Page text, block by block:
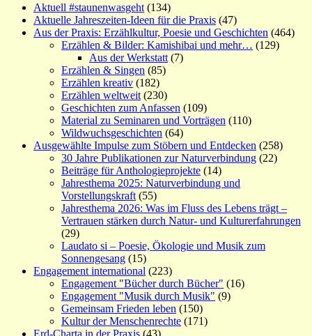
Aktuell #staunenwasgeht (134)
Aktuelle Jahreszeiten-Ideen für die Praxis (47)
Aus der Praxis: Erzählkultur, Poesie und Geschichten (464)
Erzählen & Bilder: Kamishibai und mehr… (129)
Aus der Werkstatt (7)
Erzählen & Singen (85)
Erzählen kreativ (182)
Erzählen weltweit (230)
Geschichten zum Anfassen (109)
Material zu Seminaren und Vorträgen (110)
Wildwuchsgeschichten (64)
Ausgewählte Impulse zum Stöbern und Entdecken (258)
30 Jahre Publikationen zur Naturverbindung (22)
Beiträge für Anthologieprojekte (14)
Jahresthema 2025: Naturverbindung und
Vorstellungskraft (55)
Jahresthema 2026: Was im Fluss des Lebens trägt –
Vertrauen stärken durch Natur- und Kulturerfahrungen
(29)
Laudato si – Poesie, Ökologie und Musik zum
Sonnengesang (15)
Engagement international (223)
Engagement "Bücher durch Bücher" (16)
Engagement "Musik durch Musik" (9)
Gemeinsam Frieden leben (150)
Kultur der Menschenrechte (171)
Erd-Charta in der Praxis (43)